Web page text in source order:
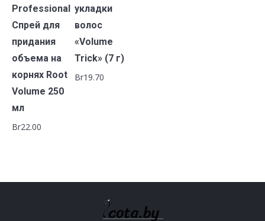
корзину
Professional
Спрей для
придания
объема на
корнях Root
Volume 250
мл
Br22.00
корзину
укладки
волос
«Volume
Trick» (7 г)
Br19.70